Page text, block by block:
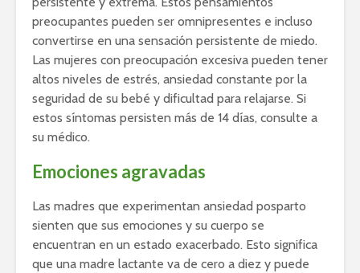
preocupantes pueden ser omnipresentes e incluso
convertirse en una sensación persistente de miedo.
Las mujeres con preocupación excesiva pueden tener
altos niveles de estrés, ansiedad constante por la
seguridad de su bebé y dificultad para relajarse. Si
estos síntomas persisten más de 14 días, consulte a
su médico.
Emociones agravadas
Las madres que experimentan ansiedad posparto
sienten que sus emociones y su cuerpo se
encuentran en un estado exacerbado. Esto significa
que una madre lactante va de cero a diez y puede